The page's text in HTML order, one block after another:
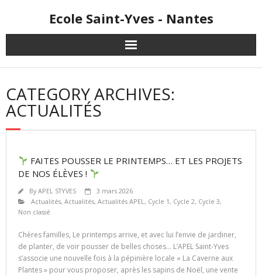
Ecole Saint-Yves - Nantes
CATEGORY ARCHIVES:
ACTUALITÉS
FAITES POUSSER LE PRINTEMPS… ET LES PROJETS
DE NOS ÉLÈVES !
ByAPEL STYVES
3 mars 2026
Actualités, Actualités, Actualités APEL, Cycle 1, Cycle 2, Cycle 3,
Non classé
Chères familles, Le printemps arrive, et avec lui l’envie de jardiner,
de planter, de voir pousser de belles choses… L’APEL Saint-Yves
s’associe une nouvelle fois à la pépinière locale « La Caverne aux
Plantes » pour vous proposer, après les sapins de Noël, une vente